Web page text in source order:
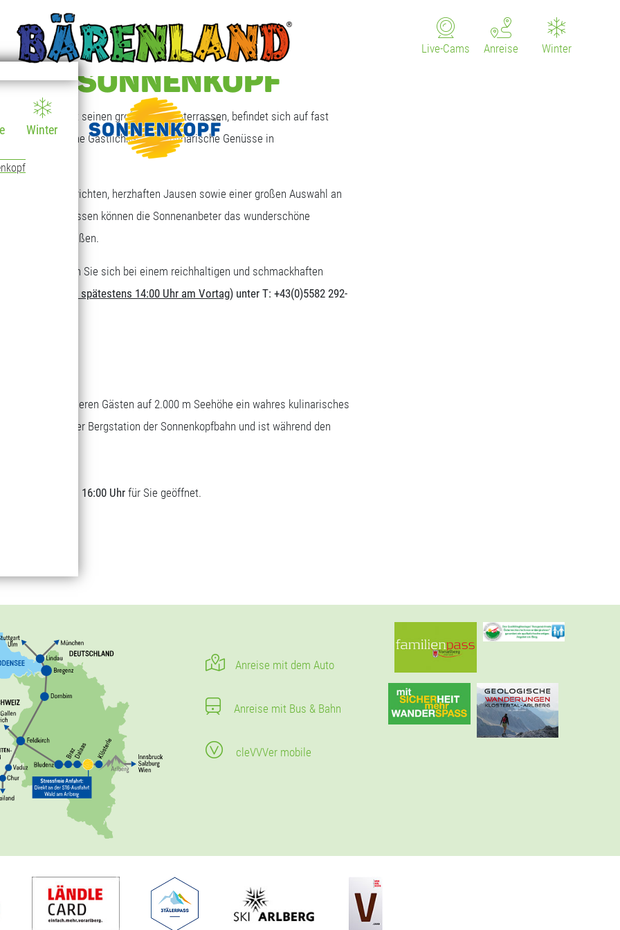
Winter
Winter
Anreise
Live-Cams
AM SONNENKOPF
Sonnenkopf mit seinen großen Sonnenterrassen, befindet sich auf fast
die freundliche Gastlichkeit und kulinarische Genüsse in
Tagesgerichten, herzhaften Jausen sowie einer großen Auswahl an
Sonnenterrassen können die Sonnenanbeter das wunderschöne
genießen.
Art. Stärken Sie sich bei einem reichhaltigen und schmackhaften
( bis spätestens 14:00 Uhr am Vortag) unter T: +43(0)5582 292-
bietet unseren Gästen auf 2.000 m Seehöhe ein wahres kulinarisches
direkt bei der Bergstation der Sonnenkopfbahn und ist während den
09:00 bis 16:00 Uhrfür Sie geöffnet.
Anreise mit dem Auto
Anreise mit Bus & Bahn
cleVVVer mobile